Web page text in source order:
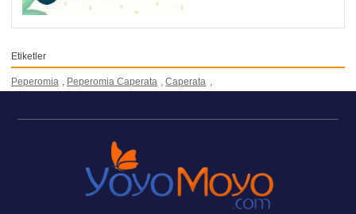
Etiketler
Peperomia , Peperomia Caperata , Caperata ,